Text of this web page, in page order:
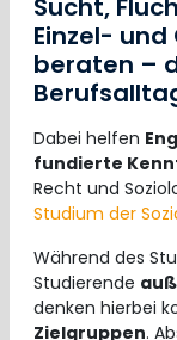
Sucht,
Einzel-
beraten –
Dabei helfen
fundierte
Recht und
Studium der
Während des
Studierende
denken hierbei
Zielgruppen.